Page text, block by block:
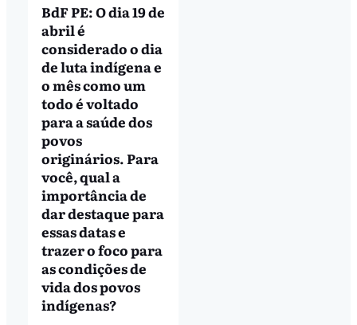
BdF PE: O dia 19 de
abril é
considerado o dia
de luta indígena e
o mês como um
todo é voltado
para a saúde dos
povos
originários. Para
você, qual a
importância de
dar destaque para
essas datas e
trazer o foco para
as condições de
vida dos povos
indígenas?